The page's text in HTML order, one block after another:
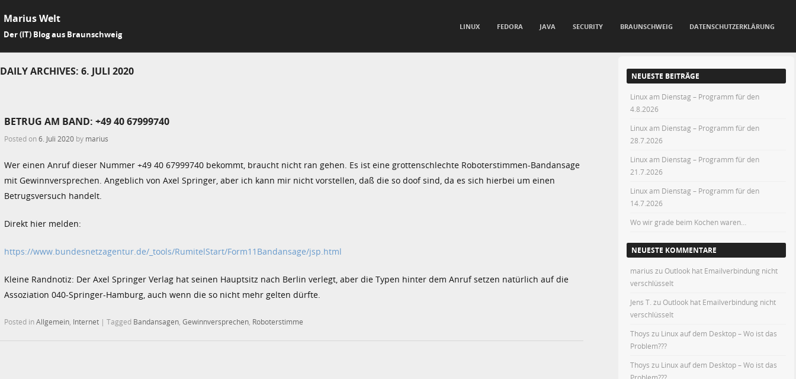
Marius Welt
Der (IT) Blog aus Braunschweig
LINUX FEDORA JAVA SECURITY BRAUNSCHWEIG DATENSCHUTZERKLÄRUNG
DAILY ARCHIVES: 6. JULI 2020
BETRUG AM BAND: +49 40 67999740
Posted on6. Juli 2020 by marius
Wer einen Anruf dieser Nummer +49 40 67999740 bekommt, braucht nicht ran gehen. Es ist eine grottenschlechte Roboterstimmen-Bandansage
mit Gewinnversprechen. Angeblich von Axel Springer, aber ich kann mir nicht vorstellen, daß die so doof sind, da es sich hierbei um einen
Betrugsversuch handelt.
Direkt hier melden:
https://www.bundesnetzagentur.de/_tools/RumitelStart/Form11Bandansage/jsp.html
Kleine Randnotiz: Der Axel Springer Verlag hat seinen Hauptsitz nach Berlin verlegt, aber die Typen hinter dem Anruf setzen natürlich auf die
Assoziation 040-Springer-Hamburg, auch wenn die so nicht mehr gelten dürfte.
Posted inAllgemein Internet | Tagged Bandansagen Gewinnversprechen Roboterstimme
NEUESTE BEITRÄGE
Linux am Dienstag – Programm für den
4.8.2026
Linux am Dienstag – Programm für den
28.7.2026
Linux am Dienstag – Programm für den
21.7.2026
Linux am Dienstag – Programm für den
14.7.2026
Wo wir grade beim Kochen waren…
NEUESTE KOMMENTARE
marius zuOutlook hat Emailverbindung nicht
verschlüsselt
Jens T. zuOutlook hat Emailverbindung nicht
verschlüsselt
Thoys zu Linux auf dem Desktop – Wo ist das
Problem???
Thoys zu Linux auf dem Desktop – Wo ist das